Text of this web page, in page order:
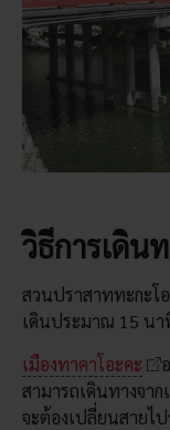
วิธีการเดิน
สวนปราสาททะกะโ
เดินประมาณ 15 นา
เมืองทาคาโอะคะ
สามารถเดินทางจา
จะต้องเปลี่ยนสายไ